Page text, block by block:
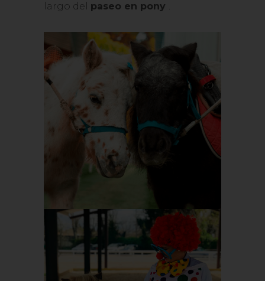
largo del paseo en pony